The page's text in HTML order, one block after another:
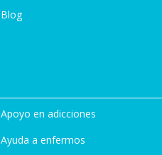
Blog
Apoyo en adicciones
Ayuda a enfermos